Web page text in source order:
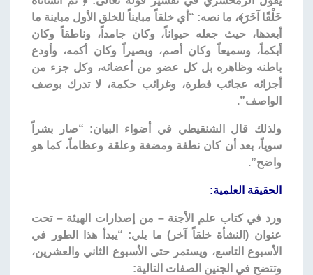
خَلْقًا آخَرَ﴾، ما نصه: “أي خلقاً مبايناً للخلق الأول مباينة ما
أبعدها، حيث جعله حيواناً، وكان جامداً، وناطقاً وكان
أبكماً، وسميعاً وكان أصم، وبصيراً وكان أكمه، وأودع
باطنه وظاهره بل كل عضو من أعضائه، وكل جزء من
أجزائه عجائب فطرة، وغرائب حكمة، لا تدرك بوصف
الواصف”.
ولذلك قال الشنقيطي في أضواء البيان: “صار بشراً
سوياً، بعد أن كان نطفة ومضغة وعلقة وعظاماً، كما هو
واضح”.
الحقيقة العلمية:
ورد في كتاب علم الأجنة – من إصدارات الهيئة – تحت
عنوان (النشأة خلقاً آخر) ما يلي: “يبدأ هذا الطور في
الأسبوع التاسع، ويستمر حتى الأسبوع الثاني والعشرين،
وتتضح في الجنين الصفات التالية: